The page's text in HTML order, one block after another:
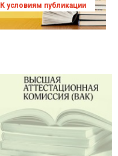
К условиям публикации